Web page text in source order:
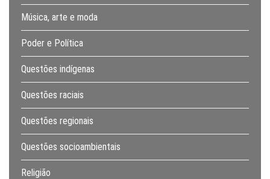
Música, arte e moda
Poder e Política
Questões indígenas
Questões raciais
Questões regionais
Questões socioambientais
Religião